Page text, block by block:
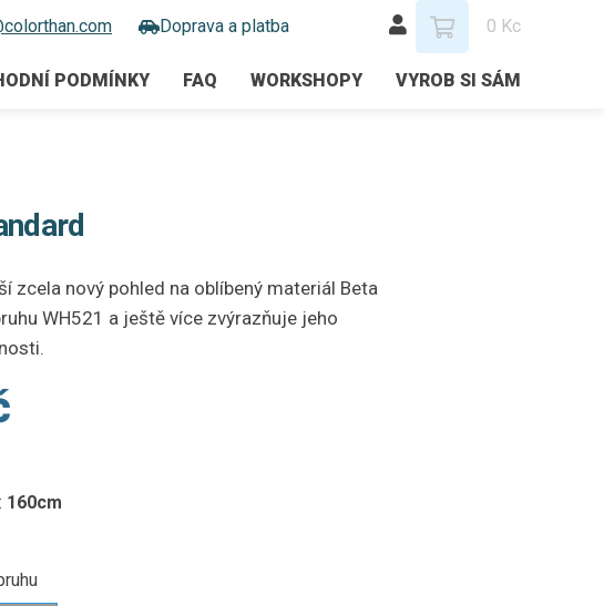
Doprava a platba 0 Kc
PODMÍNKY FAQ WORKSHOPY VYROB SI SÁM
zcela nový pohled na oblíbený materiál Beta
WH521 a ještě více zvýrazňuje jeho
160cm